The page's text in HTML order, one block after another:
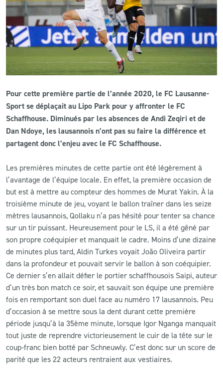
CLUB
CONTACT
ACTUALITÉS
LS E-SHOP
L’APP DU LS
PRESSE ET MEDIAS
Pour cette première partie de l’année 2020, le FC Lausanne-
Sport se déplaçait au Lipo Park pour y affronter le FC
Schaffhouse. Diminués par les absences de Andi Zeqiri et de
Dan Ndoye, les lausannois n’ont pas su faire la différence et
partagent donc l’enjeu avec le FC Schaffhouse.
Les premières minutes de cette partie ont été légèrement à
l’avantage de l’équipe locale. En effet, la première occasion de
but est à mettre au compteur des hommes de Murat Yakin. À la
troisième minute de jeu, voyant le ballon traîner dans les seize
mètres lausannois, Qollaku n’a pas hésité pour tenter sa chance
sur un tir puissant. Heureusement pour le LS, il a été gêné par
son propre coéquipier et manquait le cadre. Moins d’une dizaine
de minutes plus tard, Aldin Turkes voyait João Oliveira partir
dans la profondeur et pouvait servir le ballon à son coéquipier.
Ce dernier s’en allait défier le portier schaffhousois Saipi, auteur
d’un très bon match ce soir, et sauvait son équipe une première
fois en remportant son duel face au numéro 17 lausannois. Peu
d’occasion à se mettre sous la dent durant cette première
période jusqu’à la 35ème minute, lorsque Igor Nganga manquait
tout juste de reprendre victorieusement le cuir de la tête sur le
coup-franc bien botté par Schneuwly. C’est donc sur un score de
parité que les 22 acteurs rentraient aux vestiaires.